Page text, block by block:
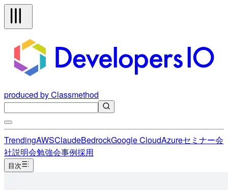
produced by Classmethod
TrendingAWSClaudeBedrockGoogle CloudAzureセミナー会
社説明会勉強会事例採用
目次